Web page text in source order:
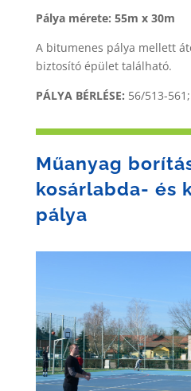
Pálya mérete: 55m x 30m
A bitumenes pálya mellett
biztosító épület található.
PÁLYA BÉRLÉSE: 56/513-
Műanyag
kosárlabda- és
pálya